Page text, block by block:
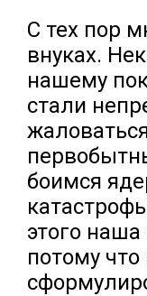
С тех пор
внуках.
нашему
стали
боимся
этого
потому